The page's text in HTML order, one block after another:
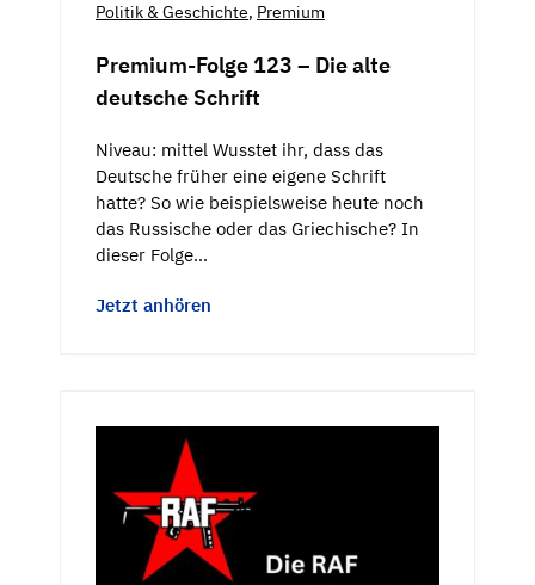
Politik & Geschichte, Premium
Premium-Folge 123 – Die alte
deutsche Schrift
Niveau: mittel Wusstet ihr, dass das
Deutsche früher eine eigene Schrift
hatte? So wie beispielsweise heute noch
das Russische oder das Griechische? In
dieser Folge…
Jetzt anhören